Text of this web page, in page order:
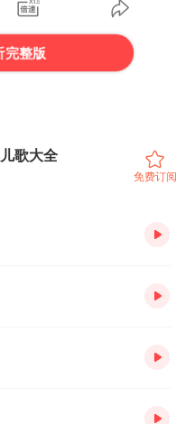
完整版
歌大全
免费订阅